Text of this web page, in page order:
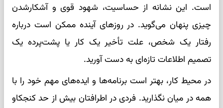
است. این نشانه از حساسیت، شهود قوی و آشکارشدن
چیزی پنهان می‌گوید. در روزهای آینده ممکن است درباره
رفتار یک شخص، علت تأخیر یک کار یا پشت‌پرده یک
تصمیم اطلاعات تازه‌ای به دست آورید.
در محیط کار، بهتر است برنامه‌ها و ایده‌های مهم خود را با
همه در میان نگذارید. فردی در اطرافتان بیش از حد کنجکاو